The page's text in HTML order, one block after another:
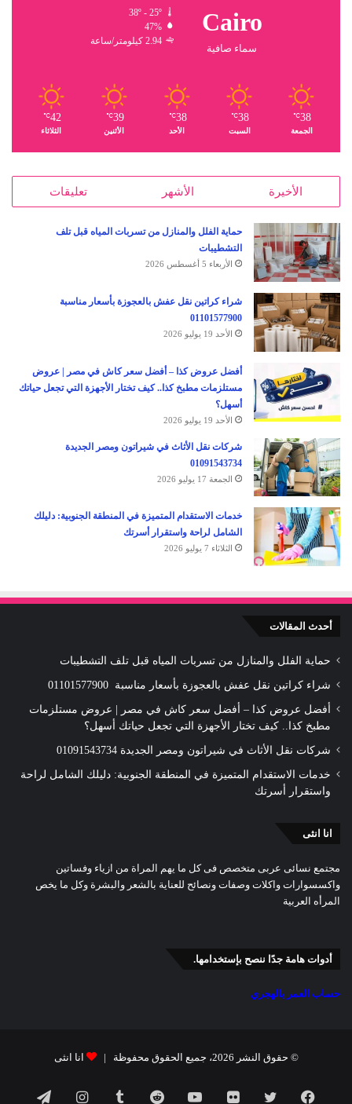
Cairo
سماء صافية
38º - 25º
47%
2.94 كيلومتر/ساعة
38
℃
الجمعة
38
℃
السبت
38
℃
الأحد
39
℃
الأثنين
42
℃
الثلاثاء
الأخيرة الأشهر تعليقات
حماية الفلل والمنازل من تسربات المياه قبل تلف
التشطيبات
الأربعاء 5 أغسطس 2026
شراء كراتين نقل عفش بالعجوزة بأسعار مناسبة
01101577900
الأحد 19 يوليو 2026
أفضل عروض كذا – أفضل سعر كاش في مصر | عروض
مستلزمات مطبخ كذا.. كيف تختار الأجهزة التي تجعل حياتك
أسهل؟
الأحد 19 يوليو 2026
شركات نقل الأثاث في شيراتون ومصر الجديدة
01091543734
الجمعة 17 يوليو 2026
خدمات الاستقدام المتميزة في المنطقة الجنوبية: دليلك
الشامل لراحة واستقرار أسرتك
الثلاثاء 7 يوليو 2026
أحدث المقالات
حماية الفلل والمنازل من تسربات المياه قبل تلف التشطيبات
شراء كراتين نقل عفش بالعجوزة بأسعار مناسبة 01101577900
أفضل عروض كذا – أفضل سعر كاش في مصر | عروض مستلزمات
مطبخ كذا.. كيف تختار الأجهزة التي تجعل حياتك أسهل؟
شركات نقل الأثاث في شيراتون ومصر الجديدة 01091543734
خدمات الاستقدام المتميزة في المنطقة الجنوبية: دليلك الشامل لراحة
واستقرار أسرتك
انا انثى
مجتمع نسائى عربى متخصص فى كل ما يهم المراة من ازياء وفساتين
واكسسوارات واكلات وصفات ونصائح للعناية بالشعر والبشرة وكل ما يخص
المرأه العربية
أدوات هامة جدًا ننصح بإستخدامها.
حساب العمر بالهجري
© حقوق النشر 2026، جميع الحقوق محفوظة | انا انثى
فيسبوك تويتر صور يوتيوب ‏Tumblr انستقرام